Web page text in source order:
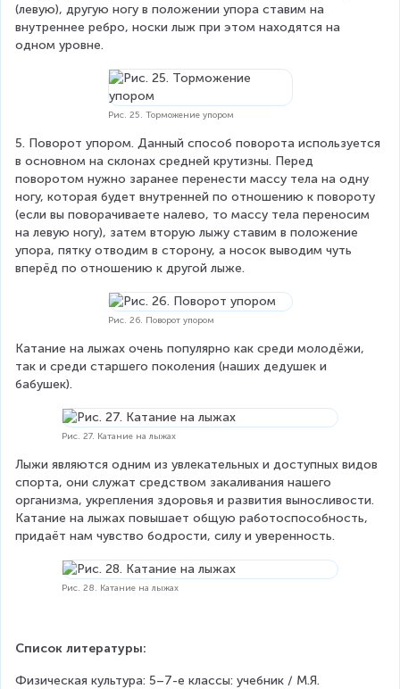
(левую), другую ногу в положении упора ставим на
внутреннее ребро, носки лыж при этом находятся на
одном уровне.
Рис. 25. Торможение упором
5. Поворот упором. Данный способ поворота используется
в основном на склонах средней крутизны. Перед
поворотом нужно заранее перенести массу тела на одну
ногу, которая будет внутренней по отношению к повороту
(если вы поворачиваете налево, то массу тела переносим
на левую ногу), затем вторую лыжу ставим в положение
упора, пятку отводим в сторону, а носок выводим чуть
вперёд по отношению к другой лыже.
Рис. 26. Поворот упором
Катание на лыжах очень популярно как среди молодёжи,
так и среди старшего поколения (наших дедушек и
бабушек).
Рис. 27. Катание на лыжах
Лыжи являются одним из увлекательных и доступных видов
спорта, они служат средством закаливания нашего
организма, укрепления здоровья и развития выносливости.
Катание на лыжах повышает общую работоспособность,
придаёт нам чувство бодрости, силу и уверенность.
Рис. 28. Катание на лыжах
Список литературы:
Физическая культура: 5–7-е классы: учебник / М.Я.